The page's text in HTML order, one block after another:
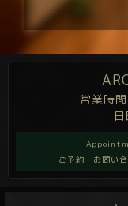
営業時
ご予約・お問い